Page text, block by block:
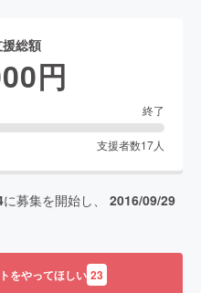
総額
円
終了
支援者数17人
に募集を開始し、 2016/09/29
をやってほしい 23